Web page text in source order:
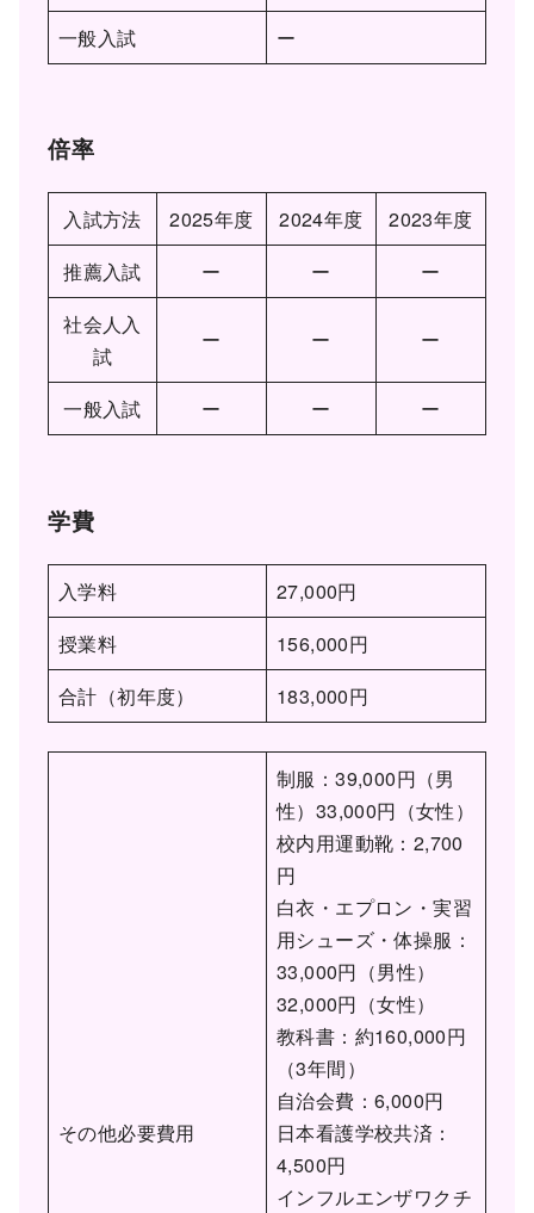
一般入試
ー
倍率
入試方法 2025年度 2024年度
2023年度
推薦入試
ー ー
ー
社会人入
試
ー ー ー
一般入試 ー ー ー
学費
入学料
27,000円
授業料
156,000円
合計（初年度）
183,000円
その他必要費用
制服：39,000円（男
性）33,000円（女性）
校内用運動靴：2,700
円
白衣・エプロン・実習
用シューズ・体操服：
33,000円（男性）
32,000円（女性）
教科書：約160,000円
（3年間）
自治会費：6,000円
日本看護学校共済：
4,500円
インフルエンザワクチ